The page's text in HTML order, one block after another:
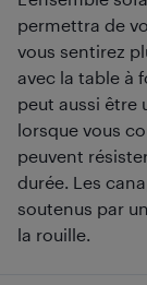
permettra de
vous sentirez
avec la table à
peut aussi être
lorsque vous
peuvent
durée. Les
soutenus par
la rouille.